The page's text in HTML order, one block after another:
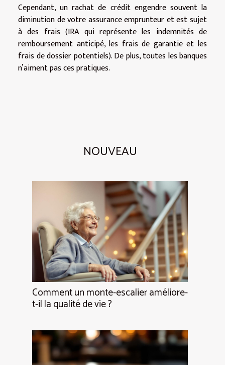
Cependant, un rachat de crédit engendre souvent la
diminution de votre assurance emprunteur et est sujet
à des frais (IRA qui représente les indemnités de
remboursement anticipé, les frais de garantie et les
frais de dossier potentiels). De plus, toutes les banques
n’aiment pas ces pratiques.
NOUVEAU
Comment un monte-escalier améliore-
t-il la qualité de vie ?